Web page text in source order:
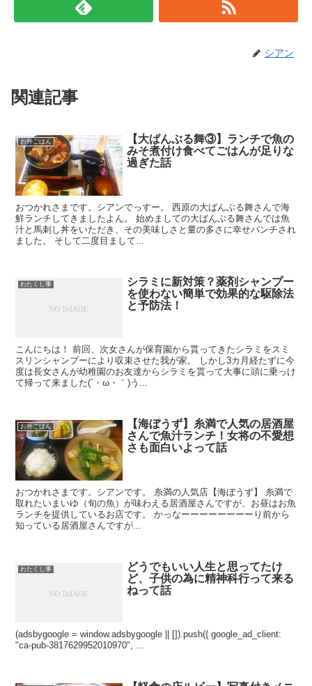
シアン
関連記事
お外ごはん
【大ばんぶる舞③】ランチで魚の
みそ煮付け食べてごはんが足りな
過ぎた話
おつかれさまです。シアンでっすー。 西原の大ばんぶる舞さんで海
鮮ランチしてきましたよん。 始めましての大ばんぶる舞さんでは魚
汁と馬刺し丼をいただき、その美味しさと量の多さに幸せパンチされ
ました。 そして二度目まして...
わたくし事
シラミに新対策？薬剤シャンプー
を使わない簡単で効果的な駆除法
と予防法！
こんにちは！ 前回、次女さんが保育園から貰ってきたシラミをスミ
スリンシャンプーにより収束させた我が家。 しかし3カ月経たずに今
度は長女さんが幼稚園のお友達からシラミを貰って大事に頭に乗っけ
て帰って来ました(´・ω・｀)う...
お外ごはん
【海ぼうず】糸満で人気の居酒屋
さんで魚汁ランチ！女将の不愛想
さも面白いよって話
おつかれさまです。シアンです。 糸満の人気店【海ぼうず】 糸満で
取れたいまいゆ（旬の魚）が味わえる居酒屋さんですが、お昼はお魚
ランチを提供しているお店です。 かっなーーーーーーーーり前から
知っている居酒屋さんですが...
わたくし事
どうでもいい人生と思ってたけ
ど、子供の為に精神科行って来る
ねって話
(adsbygoogle = window.adsbygoogle || []).push({ google_ad_client:
"ca-pub-3817629952010970", ...